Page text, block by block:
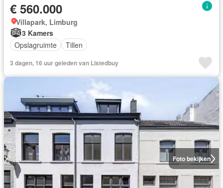
€ 560.000
Villapark, Limburg
3 Kamers
Opslagruimte
Tillen
3 dagen, 16 uur geleden van Listedbuy
Foto bekijken